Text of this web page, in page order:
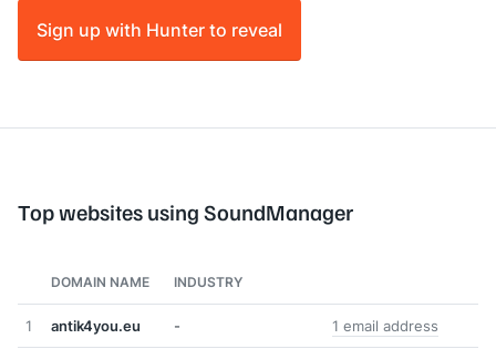
Sign up with Hunter to reveal
Top websites using SoundManager
DOMAIN NAME INDUSTRY
1 antik4you.eu - 1 email address